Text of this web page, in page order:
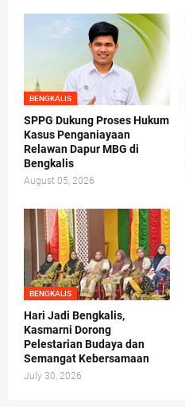
BENGKALIS
SPPG Dukung Proses Hukum
Kasus Penganiayaan
Relawan Dapur MBG di
Bengkalis
August 05, 2026
BENGKALIS
Hari Jadi Bengkalis,
Kasmarni Dorong
Pelestarian Budaya dan
Semangat Kebersamaan
July 30, 2026